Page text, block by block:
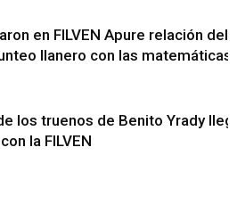
en FILVEN Apure relación del
llanero con las matemáticas
los truenos de Benito Yrady
la FILVEN